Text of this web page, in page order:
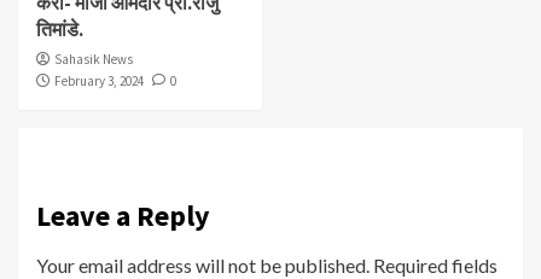
तिमांडे.
Sahasik News
February 3, 2024
0
Leave a Reply
Your email address will not be published. Required fields